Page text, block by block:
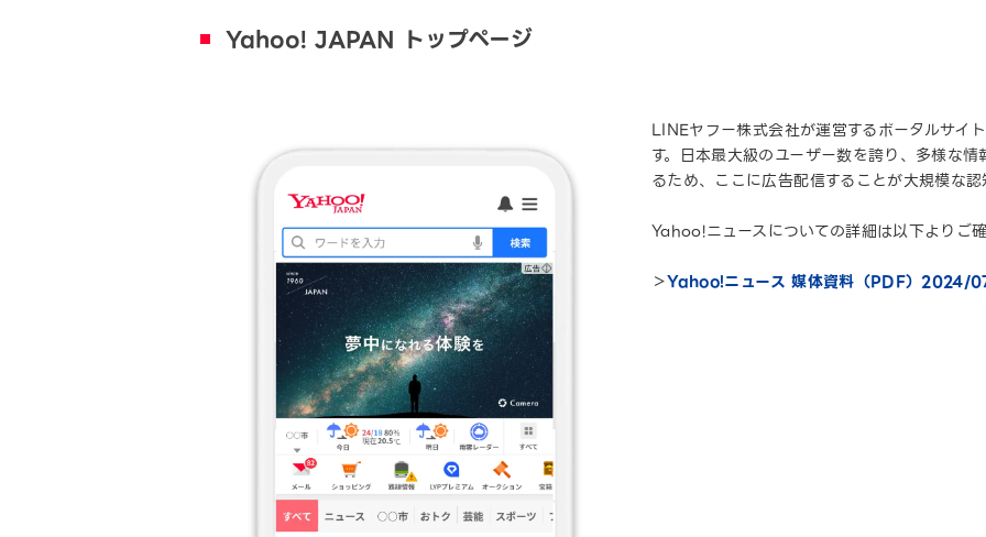
Yahoo! JAPAN トップページ
LINEヤフー株式会社が運営するポータルサイ
す。日本最大級のユーザー数を誇り、多様な
るため、ここに広告配信することが大規模な認
Yahoo!ニュースについての詳細は以下よりご確
＞Yahoo!ニュース 媒体資料（PDF）2024/